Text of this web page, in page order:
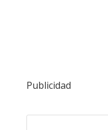
Publicidad